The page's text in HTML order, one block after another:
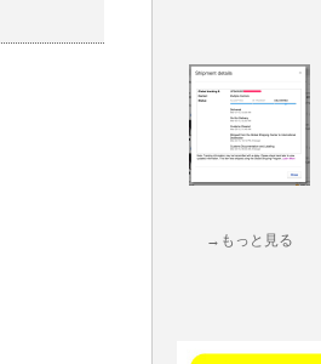
→もっと見る